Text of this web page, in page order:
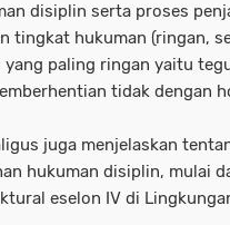
disiplin serta proses
tingkat hukuman (ringan,
yang paling ringan yaitu
tidak dengan
juga menjelaskan
hukuman disiplin, mulai
eselon IV di